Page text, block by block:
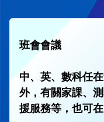
班會會議
中、英、數科任
外，有關家課、
援服務等，也可